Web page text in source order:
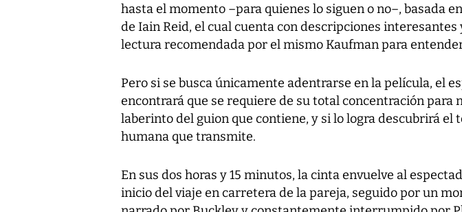
hasta el momento –para quienes lo siguen o no–, basada
de Iain Reid, el cual cuenta con descripciones interesantes
lectura recomendada por el mismo Kaufman para
Pero si se busca únicamente adentrarse en la película, el
encontrará que se requiere de su total concentración para
laberinto del guion que contiene, y si lo logra descubrirá el
humana que transmite.
En sus dos horas y 15 minutos, la cinta envuelve al
inicio del viaje en carretera de la pareja, seguido por un